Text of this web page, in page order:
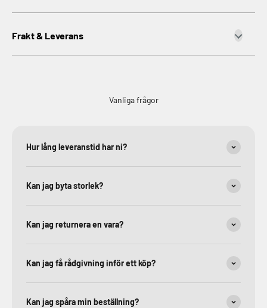
Frakt & Leverans
Vanliga frågor
Hur lång leveranstid har ni?
Kan jag byta storlek?
Kan jag returnera en vara?
Kan jag få rådgivning inför ett köp?
Kan jag spåra min beställning?